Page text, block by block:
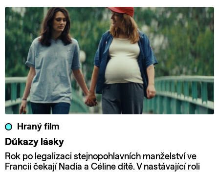
Hraný film
Důkazy lásky
Rok po legalizaci stejnopohlavních manželství ve
Francii čekají Nadia a Céline dítě. V nastávající roli